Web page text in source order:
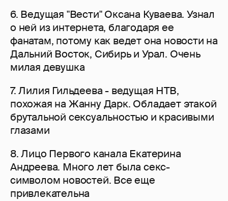
6. Ведущая "Вести" Оксана Куваева. Узнал
о ней из интернета, благодаря ее
фанатам, потому как ведет она новости на
Дальний Восток, Сибирь и Урал. Очень
милая девушка
7. Лилия Гильдеева - ведущая НТВ,
похожая на Жанну Дарк. Обладает этакой
брутальной сексуальностью и красивыми
глазами
8. Лицо Первого канала Екатерина
Андреева. Много лет была секс-
символом новостей. Все еще
привлекательна